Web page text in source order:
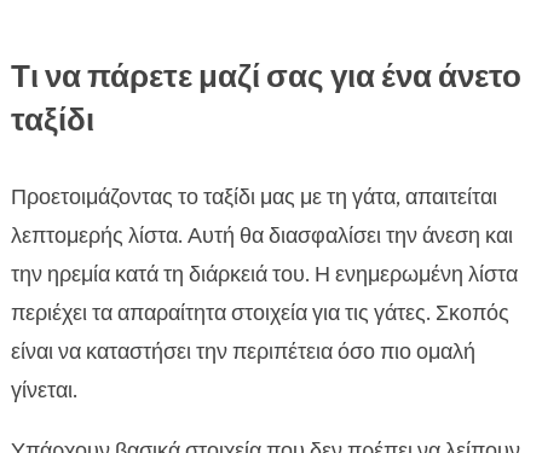
Τι να πάρετε μαζί σας για ένα άνετο
ταξίδι
Προετοιμάζοντας το ταξίδι μας με τη γάτα, απαιτείται
λεπτομερής λίστα. Αυτή θα διασφαλίσει την άνεση και
την ηρεμία κατά τη διάρκειά του. Η ενημερωμένη λίστα
περιέχει τα απαραίτητα στοιχεία για τις γάτες. Σκοπός
είναι να καταστήσει την περιπέτεια όσο πιο ομαλή
γίνεται.